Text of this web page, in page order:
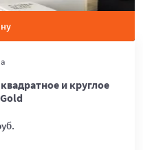
и круглое